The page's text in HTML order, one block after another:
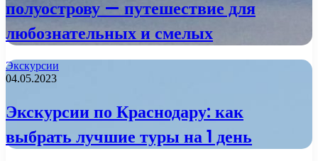
полуострову — путешествие для
любознательных и смелых
Экскурсии
04.05.2023
Экскурсии по Краснодару: как
выбрать лучшие туры на 1 день